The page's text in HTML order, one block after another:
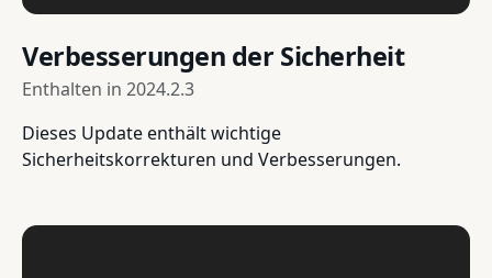
Verbesserungen der Sicherheit
Enthalten in 2024.2.3
Dieses Update enthält wichtige
Sicherheitskorrekturen und Verbesserungen.